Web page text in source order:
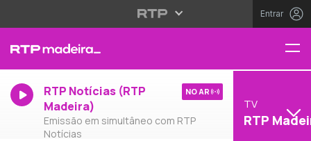
Entrar
RTP Notícias (RTP
Madeira)
Emissão em simultâneo com RTP
Notícias
NO AR
TV
RTP